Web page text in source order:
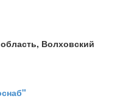
Волховский